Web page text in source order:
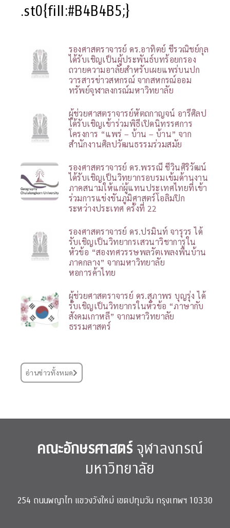
.st0{fill:#B4B4B5;}
รองศาสตราจารย์ ดร.อาทิตย์ ชีรวณิชย์กุล
ได้รับเชิญเป็นผู้ประพันธ์บทร้อยกรอง
ถวายความอาลัยสำหรับเผยแพร่บนปก
วารสารข่าวสหกรณ์ จากสหกรณ์ออม
ทรัพย์จุฬาลงกรณ์มหาวิทยาลัย
ผู้ช่วยศาสตราจารย์หัตถกาญจน์ อารีศิลป
ได้รับเชิญเข้าร่วมพิธีเปิดนิทรรศการ
โครงการ “แพร่ – บ้าน – บ้าน” จาก
สำนักงานศิลปวัฒนธรรมร่วมสมัย
รองศาสตราจารย์ ดร.พรรณี ชีวินศิริวัฒน์
ได้รับเชิญเป็นวิทยากรอบรมเข้มด้านงาน
ภาคสนามให้แก่ผู้แทนประเทศไทยที่เข้า
ร่วมการแข่งขันภูมิศาสตร์โอลิมปิก
ระหว่างประเทศ ครั้งที่ 22
รองศาสตราจารย์ ดร.ปรมินท์ จารุวร ได้
รับเชิญเป็นวิทยากรเสวนาวิชาการใน
หัวข้อ “สองทศวรรษพลวัตเพลงพื้นบ้าน
ภาคกลาง” จากมหาวิทยาลัย
หอการค้าไทย
ผู้ช่วยศาสตราจารย์ ดร.สุภาพร บุญรุ่ง ได้
รับเชิญเป็นวิทยากรในหัวข้อ “ภาษากับ
สังคมเกาหลี” จากมหาวิทยาลัย
ธรรมศาสตร์
อ่านข่าวทั้งหมด
คณะอักษรศาสตร์จุฬาลงกรณ์
มหาวิทยาลัย
254 ถนนพญาไท แขวงวังใหม่ เขตปทุมวัน กรุงเทพฯ 10330